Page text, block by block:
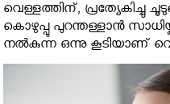
വെള്ളത്തിന്, പ്രത്യേകിച്ചു
കൊഴുപ്പു പുറന്തള്ളാന്‍
നല്‍കുന്ന ഒന്നു കൂടിയാണ്